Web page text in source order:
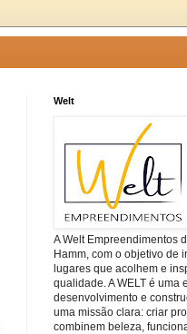
Welt
A Welt Empreendimentos
Hamm, com o objetivo de
lugares que acolhem e
qualidade. A WELT é uma
desenvolvimento e
uma missão clara: criar
combinem beleza,